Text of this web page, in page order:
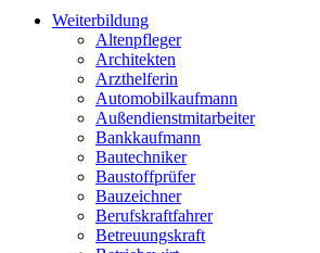
Weiterbildung
Altenpfleger
Architekten
Arzthelferin
Automobilkaufmann
Außendienstmitarbeiter
Bankkaufmann
Bautechniker
Baustoffprüfer
Bauzeichner
Berufskraftfahrer
Betreuungskraft